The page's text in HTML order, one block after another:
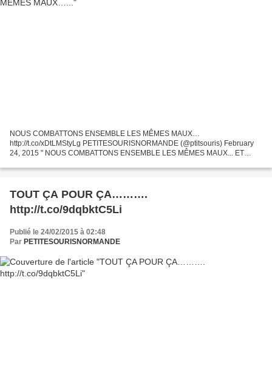
NOUS COMBATTONS ENSEMBLE LES MÊMES MAUX…
http://t.co/xDtLMStyLg PETITESOURISNORMANDE (@ptitsouris) February
24, 2015 " NOUS COMBATTONS ENSEMBLE LES MÊMES MAUX... ET
Roger Cukierman, et le...
TOUT ÇA POUR ÇA……….
http://t.co/9dqbktC5Li
Publié le 24/02/2015 à 02:48
Par PETITESOURISNORMANDE